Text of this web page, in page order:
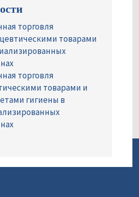
торговля
товарами
торговля
товарами и
гигиены в